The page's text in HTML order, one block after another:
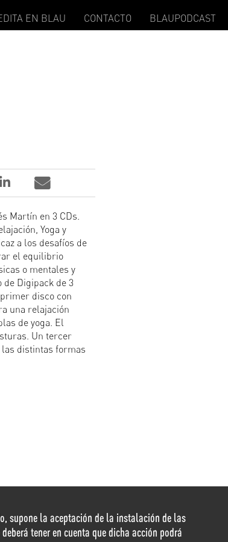
EN BLAU CONTACTO BLAUPODCAST
Martín en 3 CDs.
Yoga y
a los desafíos de
el equilibrio
o mentales y
Digipack de 3
disco con
una relajación
de yoga. El
Un tercer
las distintas formas
supone la aceptación de la instalación de las
tener en cuenta que dicha acción podrá